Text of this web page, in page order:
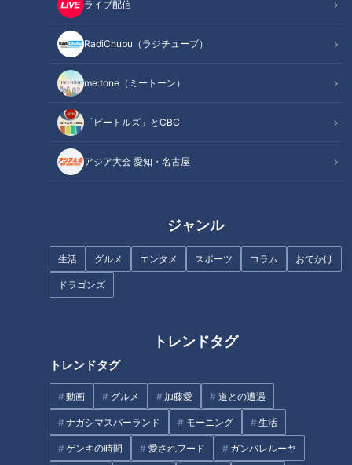
ライブ配信
RadiChubu（ラジチューブ）
me:tone（ミートーン）
「ビートルズ」とCBC
アジア大会 愛知・名古屋
ジャンル
生活 グルメ エンタメ スポーツ コラム おでかけ
ドラゴンズ
トレンドタグ
トレンドタグ
動画 グルメ 加藤愛 道との遭遇
ナガシマスパーランド モーニング 生活
ゲンキの時間 愛されフード ガンバレルーヤ
会」などを通じ地域の防災力を高める活動を、ＣＢＣテレビで
は「防災ステーション宣言」を掲げて防災・減災に関する報道
を、それぞれ継続しています。今回は両者のこれらの活動を背
景に、相互の協力について合意に至ったものです。
ＣＢＣテレビでは地域の防災・減災活動の一助となるべく、
放送エリアである愛知・岐阜・三重の各市町村と、同様の協定
締結の拡大を目指してまいります。同様の協定を締結するの
は、愛知県安城市（4月締結）に続いて2例目となります。
日 時：令和8年6月29日(月)午後1時30分より
場 所：田原市役所 政策会議室
【お問い合わせ先】
ＣＢＣ防災・減災ソリューション事務局
052-259-2052（（株）ＣＢＣクリエイション内）／